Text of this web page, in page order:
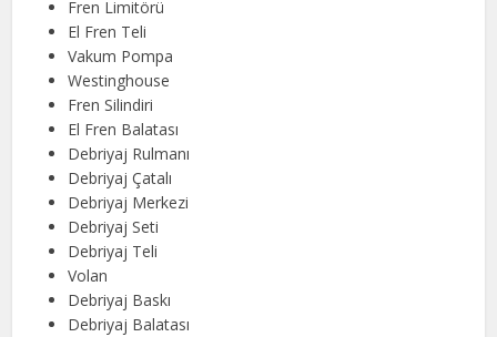
Fren Limitörü
El Fren Teli
Vakum Pompa
Westinghouse
Fren Silindiri
El Fren Balatası
Debriyaj Rulmanı
Debriyaj Çatalı
Debriyaj Merkezi
Debriyaj Seti
Debriyaj Teli
Volan
Debriyaj Baskı
Debriyaj Balatası